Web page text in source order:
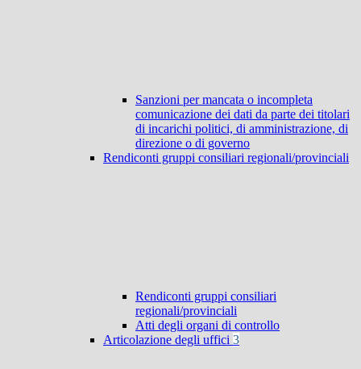
Sanzioni per mancata o incompleta
comunicazione dei dati da parte dei titolari
di incarichi politici, di amministrazione, di
direzione o di governo
Rendiconti gruppi consiliari regionali/provinciali
Rendiconti gruppi consiliari
regionali/provinciali
Atti degli organi di controllo
Articolazione degli uffici 3